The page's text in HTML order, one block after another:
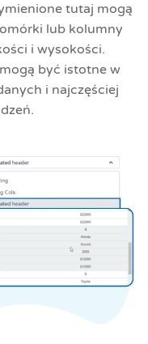
tutaj mogą
lub kolumny
i wysokości.
być istotne w
i najczęściej